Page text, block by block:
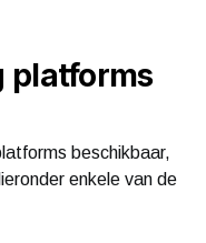
platforms
beschikbaar,
enkele van de